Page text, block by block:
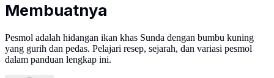
Membuatnya
Pesmol adalah hidangan ikan khas Sunda dengan bumbu kuning
yang gurih dan pedas. Pelajari resep, sejarah, dan variasi pesmol
dalam panduan lengkap ini.